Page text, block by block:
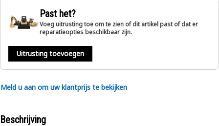
Past het?
Voeg uitrusting toe om te zien of dit artikel past of dat er
reparatieopties beschikbaar zijn.
Uitrusting toevoegen
Meld u aan om uw klantprijs te bekijken
Beschrijving